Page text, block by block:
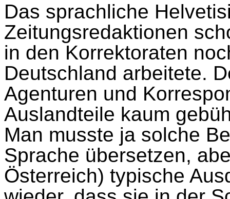
Das sprachliche
Zeitungsredaktionen
in den Korrektoraten
Deutschland arbeitete.
Agenturen und
Auslandteile kaum
Man musste ja solche
Sprache übersetzen,
Österreich) typische